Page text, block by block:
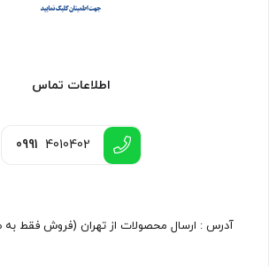
اطلاعات تماس
0991 4010402
آدرس : ارسال محصولات از تهران (فروش فقط